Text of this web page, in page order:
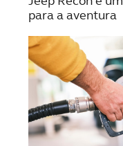
para a aventura